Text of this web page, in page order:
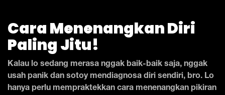
Cara Menenangkan Diri
Paling Jitu!
Kalau lo sedang merasa nggak baik-baik saja, nggak
usah panik dan sotoy mendiagnosa diri sendiri, bro. Lo
hanya perlu mempraktekkan cara menenangkan pikiran